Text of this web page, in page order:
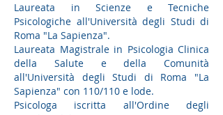
Laureata in Scienze e Tecniche
Psicologiche all'Università degli Studi di
Roma "La Sapienza".
Laureata Magistrale in Psicologia Clinica
della Salute e della Comunità
all'Università degli Studi di Roma "La
Sapienza" con 110/110 e lode.
Psicologa iscritta all'Ordine degli